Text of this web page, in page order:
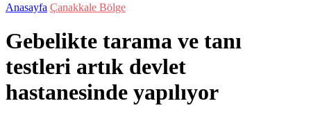
Anasayfa Çanakkale Bölge
Gebelikte tarama ve tanı
testleri artık devlet
hastanesinde yapılıyor